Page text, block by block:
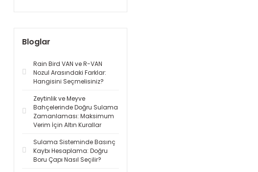
Bloglar
Rain Bird VAN ve R-VAN
Nozul Arasındaki Farklar:
Hangisini Seçmelisiniz?
Zeytinlik ve Meyve
Bahçelerinde Doğru Sulama
Zamanlaması: Maksimum
Verim İçin Altın Kurallar
Sulama Sisteminde Basınç
Kaybı Hesaplama: Doğru
Boru Çapı Nasıl Seçilir?